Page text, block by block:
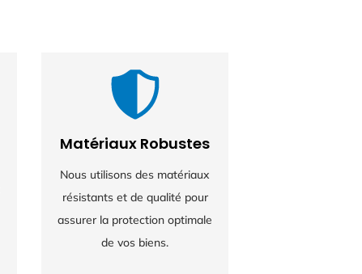
Matériaux Robustes
Nous utilisons des matériaux
résistants et de qualité pour
assurer la protection optimale
de vos biens.